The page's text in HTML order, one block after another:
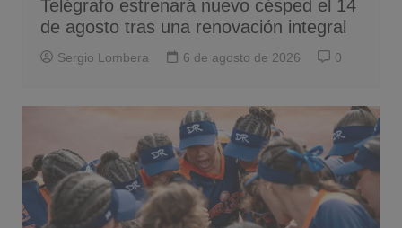
Telégrafo estrenará nuevo césped el 14
de agosto tras una renovación integral
Sergio Lombera 6 de agosto de 2026 0